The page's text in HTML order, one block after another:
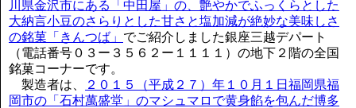
川県金沢市にある「中田屋」の、艶やかでふっくらとした
大納言小豆のさらりとした甘さと塩加減が絶妙な美味しさ
の銘菓「きんつば」 でご紹介しました銀座三越デパート
（電話番号０３ー３５６２ー１１１１）の地下２階の全国
銘菓コーナーです。
製造者は、
２０１５（平成２７）年１０月１日福岡県福
岡市の「石村萬盛堂」のマシュマロで黄身餡を包んだ博多